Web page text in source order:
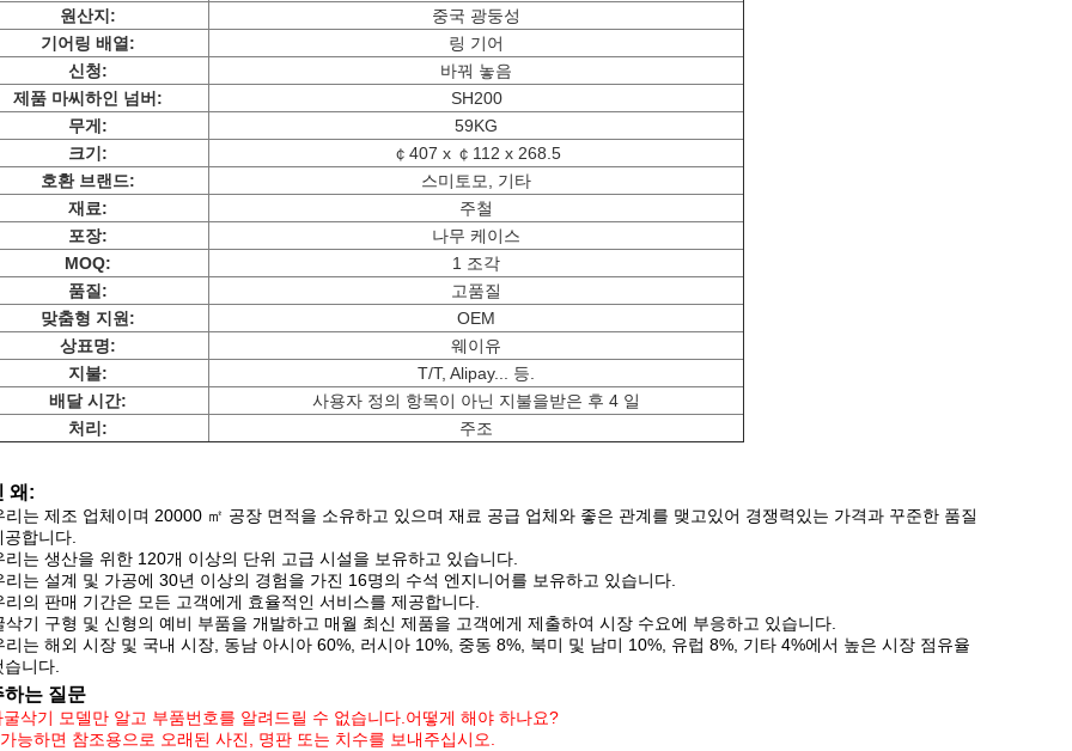
원산지:
중국 광둥성
기어링 배열:
링 기어
신청:
바꿔 놓음
제품 마씨 하인 넘버 :
SH200
무게:
59KG
크기:
￠407 x ￠112 x 268.5
호환 브랜드:
스미토모, 기타
재료:
주철
포장:
나무 케이스
MOQ:
1 조각
품질:
고품질
맞춤형 지원:
OEM
상표명:
웨이유
지불:
T/T, Alipay... 등.
배달 시간:
사용자 정의 항목이 아닌 지불을받은 후 4 일
처리:
주조
왜:
리는 제조 업체이며 20000 ㎡ 공장 면적을 소유하고 있으며 재료 공급 업체와 좋은 관계를 맺고있어 경쟁력있는 가격과 꾸준한 품질
합니다.
리는 생산을 위한 120개 이상의 단위 고급 시설을 보유하고 있습니다.
리는 설계 및 가공에 30년 이상의 경험을 가진 16명의 수석 엔지니어를 보유하고 있습니다.
리의 판매 기간은 모든 고객에게 효율적인 서비스를 제공합니다.
삭기 구형 및 신형의 예비 부품을 개발하고 매월 최신 제품을 고객에게 제출하여 시장 수요에 부응하고 있습니다.
리는 해외 시장 및 국내 시장, 동남 아시아 60%, 러시아 10%, 중동 8%, 북미 및 남미 10%, 유럽 8%, 기타 4%에서 높은 시장 점유율
니다.
하는 질문
굴삭기 모델만 알고 부품번호를 알려드릴 수 없습니다.어떻게 해야 하나요?
가능하면 참조용으로 오래된 사진, 명판 또는 치수를 보내주십시오.